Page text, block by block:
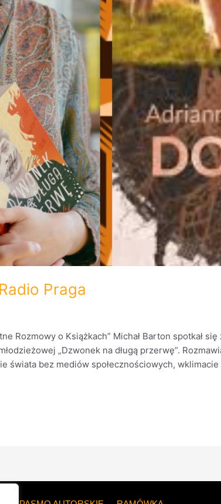
Praga
Rozmowy o Książkach” Michał Barton spotkał
„Dzwonek na długą przerwę”.
świata bez mediów społecznościowych,